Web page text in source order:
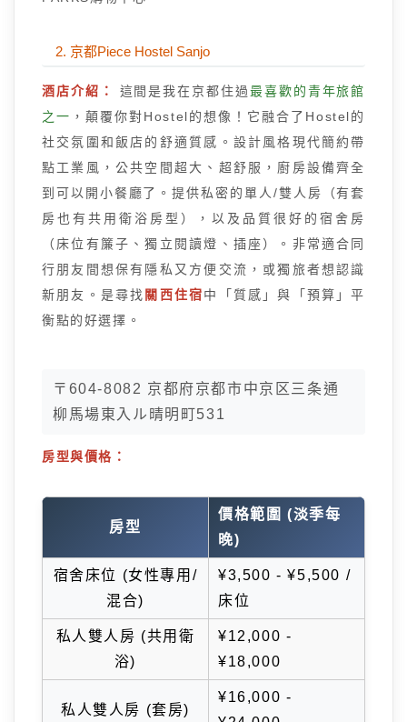
2. 京都Piece Hostel Sanjo
酒店介紹： 這間是我在京都住過最喜歡的青年旅館
之一 ，顛覆你對Hostel的想像！它融合了Hostel的
社交氛圍和飯店的舒適質感。設計風格現代簡約帶
點工業風，公共空間超大、超舒服，廚房設備齊全
到可以開小餐廳了。提供私密的單人/雙人房（有套
房也有共用衛浴房型），以及品質很好的宿舍房
（床位有簾子、獨立閱讀燈、插座）。非常適合同
行朋友間想保有隱私又方便交流，或獨旅者想認識
新朋友。是尋找關西住宿中「質感」與「預算」平
衡點的好選擇。
〒604-8082 京都府京都市中京区三条通
柳馬場東入ル晴明町531
房型與價格：
房型
價格範圍 (淡季每
晚)
宿舍床位 (女性專用/
混合)
¥3,500 - ¥5,500 /
床位
私人雙人房 (共用衛
浴)
¥12,000 -
¥18,000
私人雙人房 (套房)
¥16,000 -